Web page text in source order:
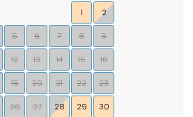
1 2
5 6 7 8 9
12 13 14 15 16
19 20 21 22 23
26 27 28 29 30